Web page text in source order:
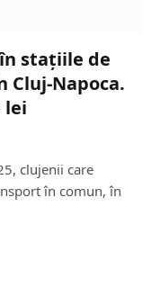
stațiile de
Cluj-Napoca.
lei
clujenii care
în comun, în